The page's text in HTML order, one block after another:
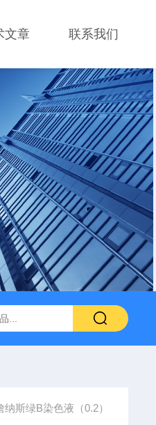
文章 联系我们
纳斯绿B染色液（0.2）